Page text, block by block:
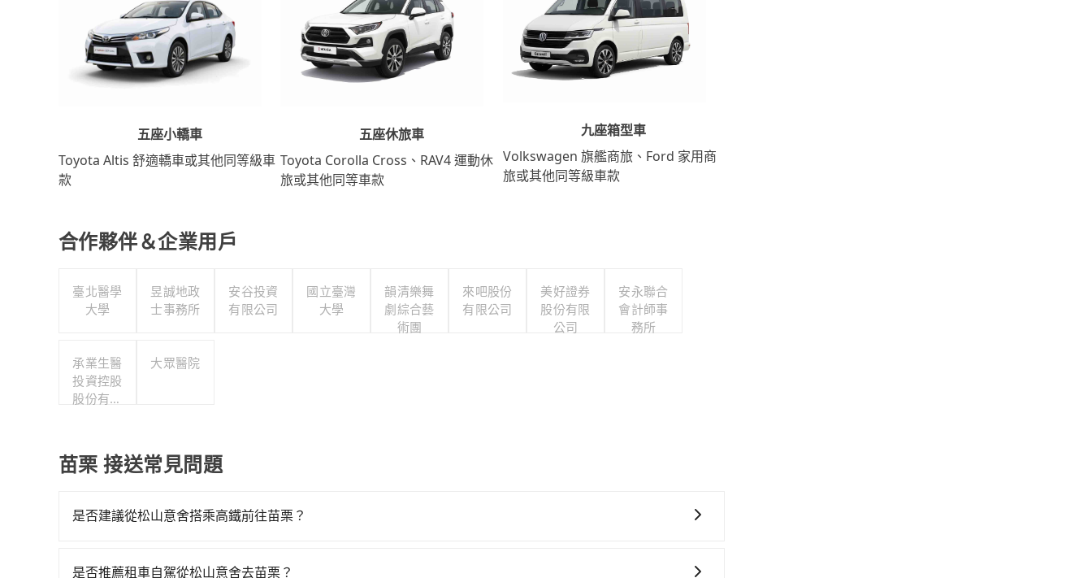
五座小轎車
Toyota Altis 舒適轎車或其他同等級車
款
五座休旅車
Toyota Corolla Cross、RAV4 運動休
旅或其他同等車款
九座箱型車
Volkswagen 旗艦商旅、Ford 家用商
旅或其他同等級車款
合作夥伴＆企業用戶
臺北醫學
大學
昱誠地政
士事務所
安谷投資
有限公司
國立臺灣
大學
韻清樂舞
劇綜合藝
術團
來吧股份
有限公司
美好證券
股份有限
公司
安永聯合
會計師事
務所
承業生醫
投資控股
股份有限
大眾醫院
苗栗 接送常見問題
是否建議從松山意舍搭乘高鐵前往苗栗？
有30班次高鐵可搭乘。假設從松山意舍 (台北市南港區) 步行或搭乘公車前往南港高鐵站，接著在站內購買高鐵
是否推薦租車自駕從松山意舍去苗栗？